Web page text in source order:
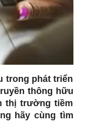
trong phát triển
thông hữu
thị trường tiềm
hãy cùng tìm